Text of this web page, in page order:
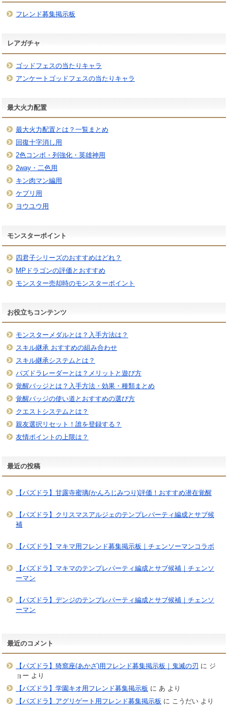
フレンド募集掲示板
レアガチャ
ゴッドフェスの当たりキャラ
アンケートゴッドフェスの当たりキャラ
最大火力配置
最大火力配置とは？一覧まとめ
回復十字消し用
2色コンボ・列強化・英雄神用
2way・二色用
キン肉マン編用
ケプリ用
ヨウユウ用
モンスターポイント
四君子シリーズのおすすめはどれ？
MPドラゴンの評価とおすすめ
モンスター売却時のモンスターポイント
お役立ちコンテンツ
モンスターメダルとは？入手方法は？
スキル継承 おすすめの組み合わせ
スキル継承システムとは？
パズドラレーダーとは？メリットと遊び方
覚醒バッジとは？入手方法・効果・種類まとめ
覚醒バッジの使い道とおすすめの選び方
クエストシステムとは？
親友選択リセット！誰を登録する？
友情ポイントの上限は？
最近の投稿
【パズドラ】甘露寺蜜璃(かんろじみつり)評価！おすすめ潜在覚醒
【パズドラ】クリスマスアルジェのテンプレパーティ編成とサブ候
補
【パズドラ】マキマ用フレンド募集掲示板｜チェンソーマンコラボ
【パズドラ】マキマのテンプレパーティ編成とサブ候補｜チェンソ
ーマン
【パズドラ】デンジのテンプレパーティ編成とサブ候補｜チェンソ
ーマン
最近のコメント
【パズドラ】猗窩座(あかざ)用フレンド募集掲示板｜鬼滅の刃 に ジ
ョー より
【パズドラ】学園キオ用フレンド募集掲示板 に あ より
【パズドラ】アグリゲート用フレンド募集掲示板 に こうだいより